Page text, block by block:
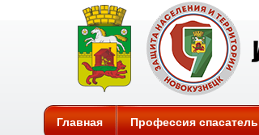
Защита
Главная Профессия спасатель